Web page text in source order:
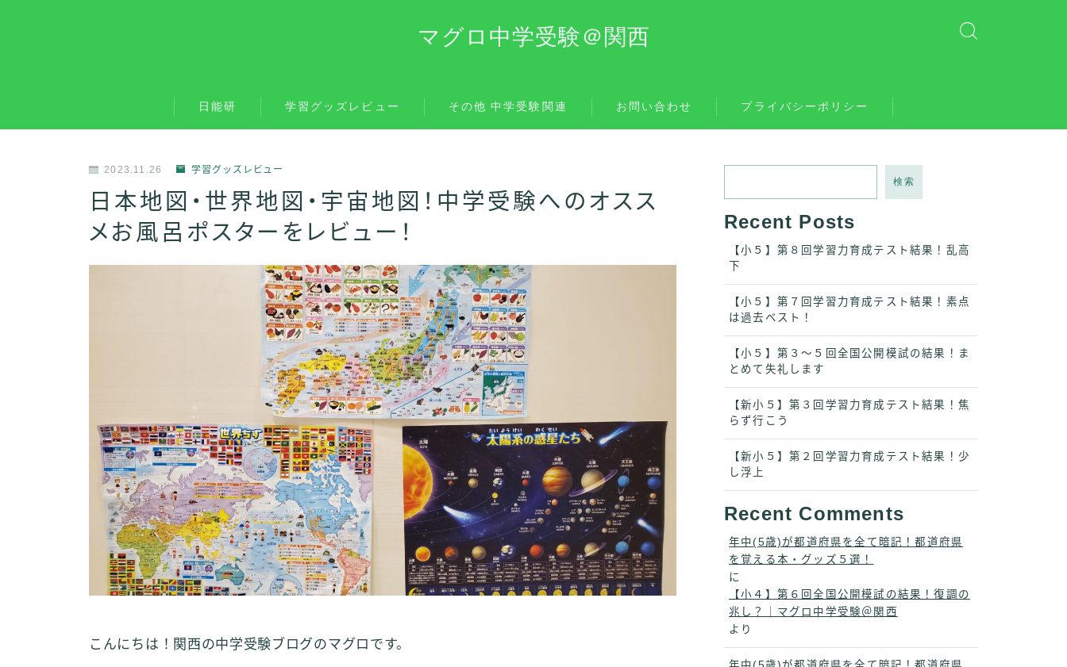
マグロ中学受験＠関西
日能研 学習グッズレビュー その他 中学受験関連 お問い合わせ プライバシーポリシー
2023.11.26 学習グッズレビュー
日本地図・世界地図・宇宙地図！中学受験へのオスス
メお風呂ポスターをレビュー！
こんにちは！関西の中学受験ブログのマグロです。
検索
Recent Posts
【小５】第８回学習力育成テスト結果！乱高
下
【小５】第７回学習力育成テスト結果！素点
は過去ベスト！
【小５】第３〜５回全国公開模試の結果！ま
とめて失礼します
【新小５】第３回学習力育成テスト結果！焦
らず行こう
【新小５】第２回学習力育成テスト結果！少
し浮上
Recent Comments
年中(5歳)が都道府県を全て暗記！都道府県
を覚える本・グッズ５選！
に
【小４】第６回全国公開模試の結果！復調の
兆し？｜マグロ中学受験＠関西
より